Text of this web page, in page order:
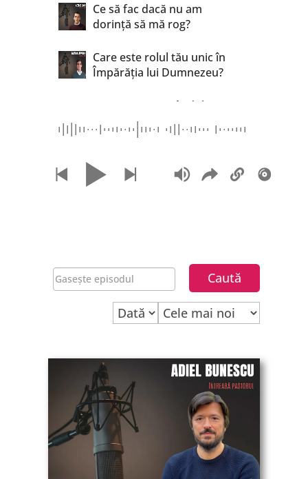
Ce să fac dacă nu am
dorință să mă rog?
Care este rolul tău unic în
Împărăția lui Dumnezeu?
Ne cutremură gândul că
acel copil este Dumnezeu
întrupat?
Despre ce ar trebui să
vorbim la întâlnirile de
Ce spune Biblia despre
nașterea lui Isus?
de fiecare dată?
Diferența dintre
cunoaștere teologică și
maturizare spirituală
Care este rolul femeii în
lucrarea creștină?